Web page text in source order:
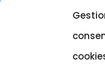
Política de privacitat
Política de cookies